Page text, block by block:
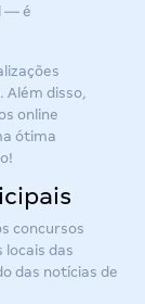
— é
Além disso,
online
ótima
concursos
locais das
das notícias de